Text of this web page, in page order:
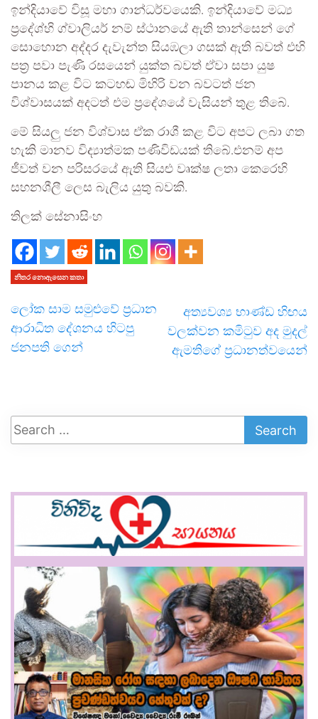
ඉන්දියාවේ විසූ මහා ගාන්ධර්වයෙකි. ඉන්දියාවේ මධ්‍ය
ප්‍රදේශ්හි ග්වාලියර් නම් ස්ථානයේ ඇති තාන්සෙන් ගේ
සොහොන අද්දර දැවැන්ත සියඹලා ගසක් ඇති බවත් එහි
පත්‍ර පවා පැණි රසයෙන් යුක්ත බවත් ඒවා සපා යුෂ
පානය කළ විට කටහඬ මිහිරි වන බවටත් ජන
විශ්වාසයක් අදටත් එම ප්‍රදේශයේ වැසියන් තුළ තිබේ.
මේ සියලු ජන විශ්වාස ඒක රාශී කළ විට අපට ලබා ගත
හැකි මානව විද්‍යාත්මක පණිවිඩයක් තිබේ.එනම් අප
ජීවත් වන පරිසරයේ ඇති සියළු වෘක්ෂ ලතා කෙරෙහි
සහනශීලී ලෙස බැලිය යුතු බවකි.
තිලක් සේනාසිංහ
නිතර නොඇසෙන කතා
ලෝක සාම සමුළුවේ ප්‍රධාන
ආරාධිත දේශනය හිටපු
ජනපති ගෙන්
අත්‍යවශ්‍ය භාණ්ඩ හිඟය
වලක්වන කමිටුව අද මුදල්
ඇමතිගේ ප්‍රධානත්වයෙන්